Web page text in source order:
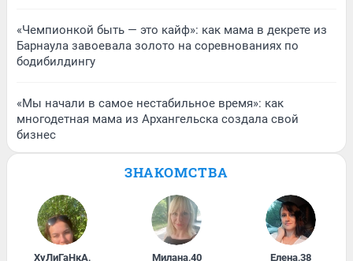
«Чемпионкой быть — это кайф»: как мама в декрете из
Барнаула завоевала золото на соревнованиях по
бодибилдингу
«Мы начали в самое нестабильное время»: как
многодетная мама из Архангельска создала свой
бизнес
ЗНАКОМСТВА
ХуЛиГаНкА,
Милана,40 Елена,38